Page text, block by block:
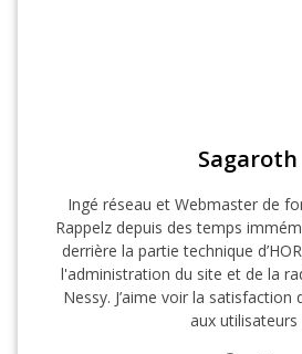
Sagaroth
Ingé réseau et Webmaster de
Rappelz depuis des temps
derrière la partie technique
l'administration du site et de la
Nessy. J’aime voir la satisfaction
aux utilisateurs